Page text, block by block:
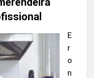
E
r
o
n